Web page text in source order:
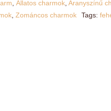
Állatos charmok, Aranyszínű
, Zománcos charmok Tags: